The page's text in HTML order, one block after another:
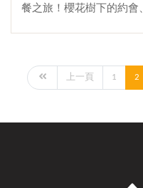
蜜使用荔枝蜜。➍ 建議番
起完成!!✔ 做好的蜂蜜梅
醬汁千萬別浪費，加入
基蜂蜜-蜂蜜醋、蜂蜜梅
餐之旅！櫻花樹下的約
肉料理——蒜香蜂蜜奶油
衡風味！這次野餐，換
奶油雞胸肉 ① 將雞胸肉
巴、黑胡椒粒、蜂蜜，
上一頁 1 2